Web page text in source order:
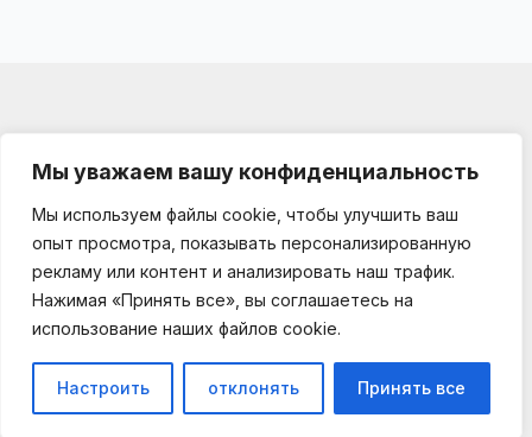
Мы уважаем вашу конфиденциальность
Мы используем файлы cookie, чтобы улучшить ваш
опыт просмотра, показывать персонализированную
рекламу или контент и анализировать наш трафик.
Нажимая «Принять все», вы соглашаетесь на
использование наших файлов cookie.
Настроить отклонять Принять все
Impressum
О проекте
Kooperationen
Datenschutz
germania-business.de © 2025 — 2026